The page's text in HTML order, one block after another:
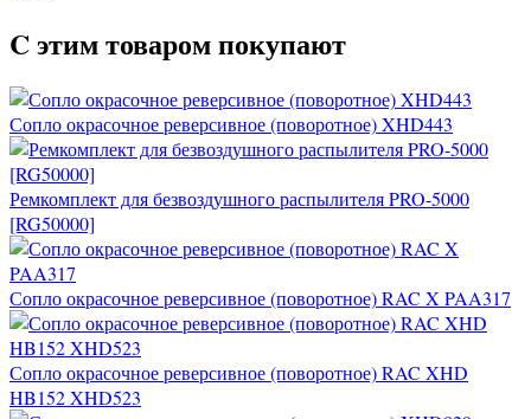
C этим товаром покупают
Сопло окрасочное реверсивное (поворотное) XHD443
Ремкомплект для безвоздушного распылителя PRO-5000
[RG50000]
Сопло окрасочное реверсивное (поворотное) RAC X PAA317
Сопло окрасочное реверсивное (поворотное) RAC XHD
HB152 XHD523